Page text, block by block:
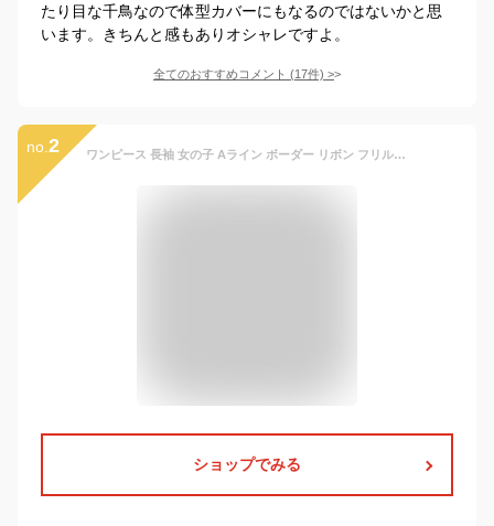
たり目な千鳥なので体型カバーにもなるのではないかと思
います。きちんと感もありオシャレですよ。
全てのおすすめコメント (17件) >
no. 2 ワンピース 長袖 女の子 Aライン ボーダー リボン フリル キッズ 韓国子供服 子ども服 春 秋 冬100cm 110cm 120cm 130cm 140cm 150cm ◇デザインワンピース◇
ショップでみる